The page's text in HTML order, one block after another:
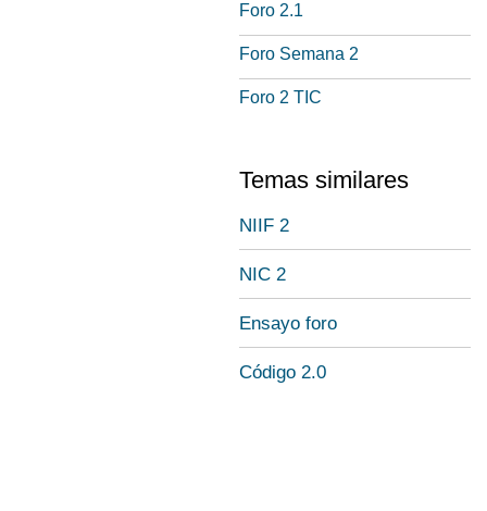
Foro 2.1
Foro Semana 2
Foro 2 TIC
Temas similares
NIIF 2
NIC 2
Ensayo foro
Código 2.0